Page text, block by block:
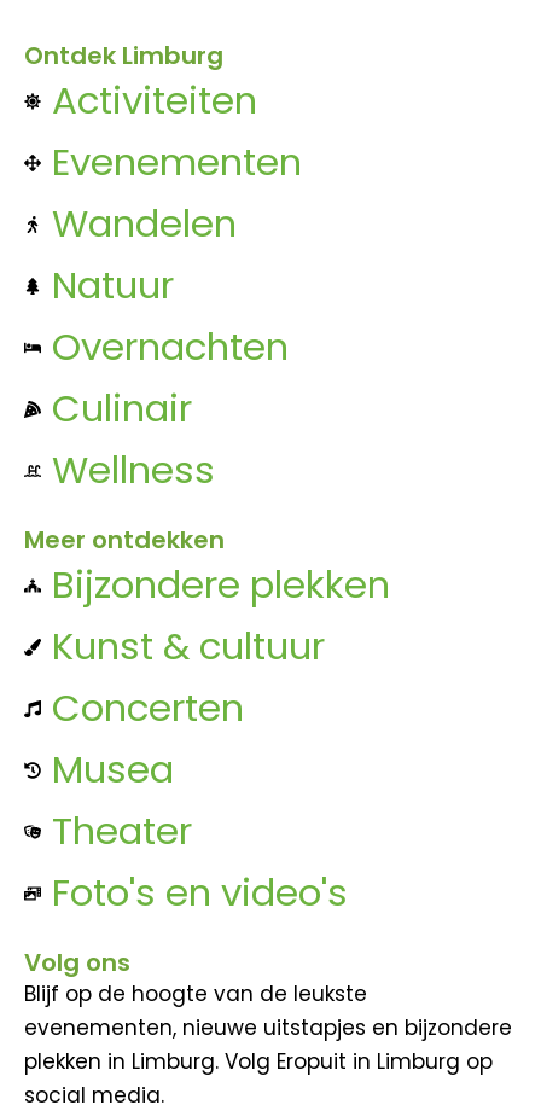
Ontdek Limburg
Activiteiten
Evenementen
Wandelen
Natuur
Overnachten
Culinair
Wellness
Meer ontdekken
Bijzondere plekken
Kunst & cultuur
Concerten
Musea
Theater
Foto's en video's
Volg ons
Blijf op de hoogte van de leukste
evenementen, nieuwe uitstapjes en bijzondere
plekken in Limburg. Volg Eropuit in Limburg op
social media.